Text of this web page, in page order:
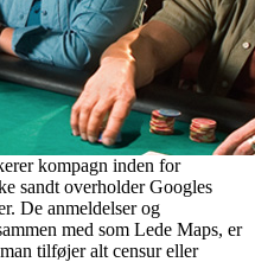
kompagn inden for
sandt overholder Googles
De anmeldelser og
med som Lede Maps, er
tilføjer alt censur eller